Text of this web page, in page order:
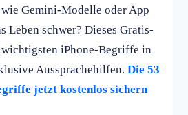
Gemini-Modelle oder App
Leben schwer? Dieses Gratis-
iPhone-Begriffe in
Aussprachehilfen. Die 53
jetzt kostenlos sichern